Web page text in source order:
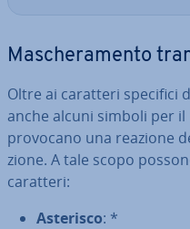
Ma­sche­ra­men­to
Oltre ai caratteri specifici
anche alcuni simboli per
provocano una reazione
zio­ne. A tale scopo
caratteri:
Asterisco: *